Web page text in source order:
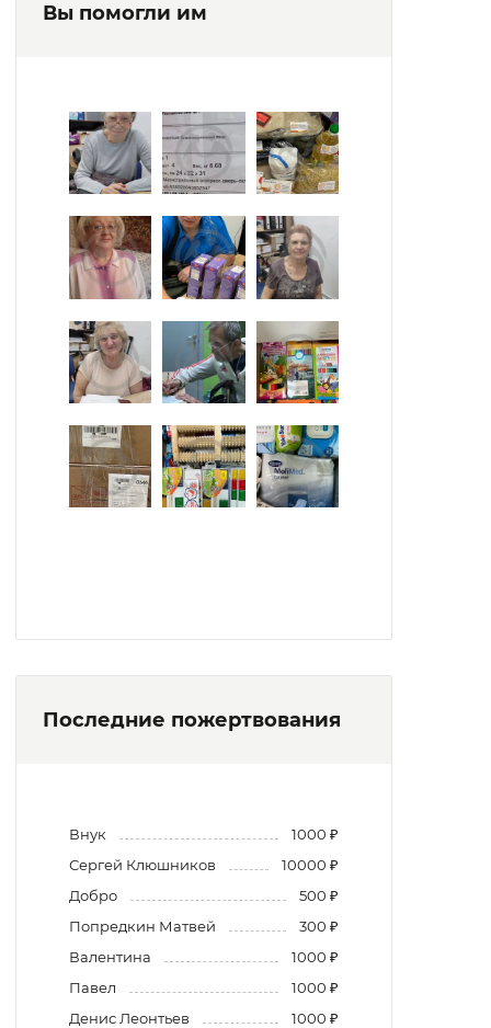
Вы помогли им
Последние пожертвования
Внук
1000 ₽
Сергей Клюшников
10000 ₽
Добро
500 ₽
Попредкин Матвей
300 ₽
Валентина
1000 ₽
Павел
1000 ₽
Денис Леонтьев
1000 ₽